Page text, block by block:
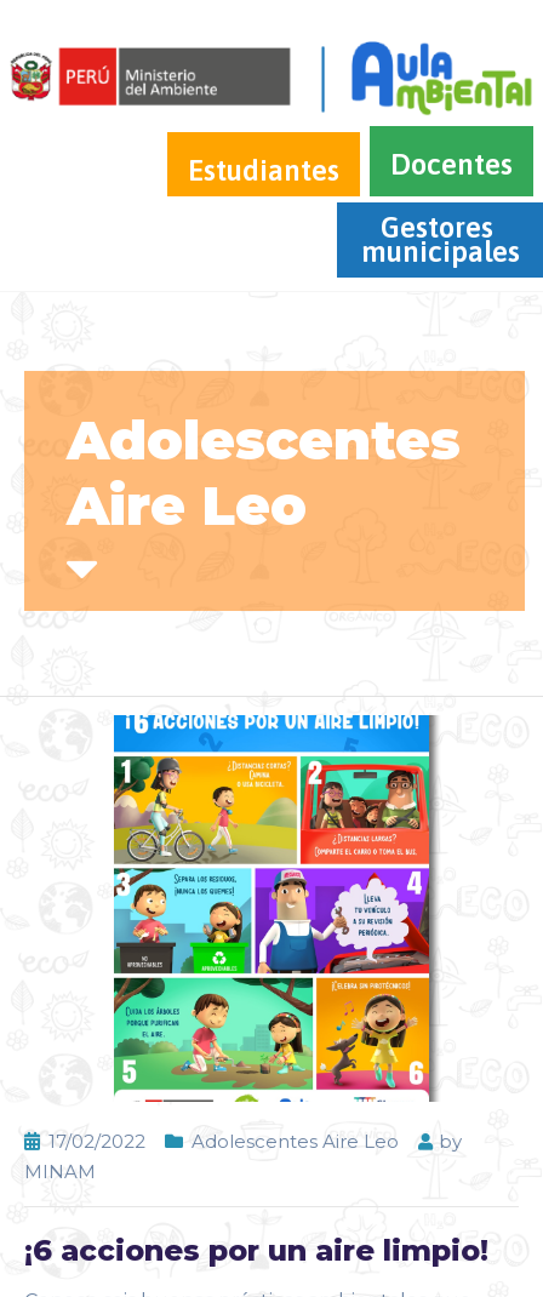
Estudiantes
Docentes
Gestores
municipales
Adolescentes
Aire Leo
17/02/2022 Adolescentes Aire Leo
by
MINAM
¡6 acciones por un aire limpio!